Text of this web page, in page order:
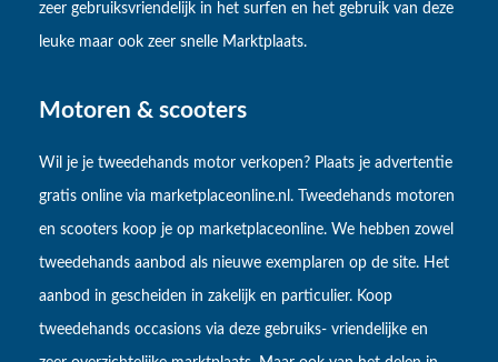
zeer gebruiksvriendelijk in het surfen en het gebruik van deze
leuke maar ook zeer snelle Marktplaats.
Motoren & scooters
Wil je je tweedehands motor verkopen? Plaats je advertentie
gratis online via marketplaceonline.nl. Tweedehands motoren
en scooters koop je op marketplaceonline. We hebben zowel
tweedehands aanbod als nieuwe exemplaren op de site. Het
aanbod in gescheiden in zakelijk en particulier. Koop
tweedehands occasions via deze gebruiks- vriendelijke en